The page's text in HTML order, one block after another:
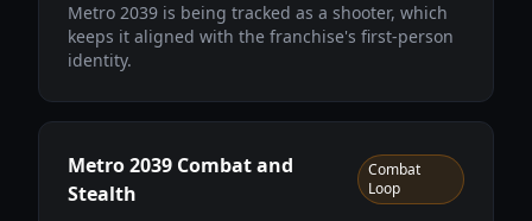
Metro 2039 is being tracked as a shooter, which
keeps it aligned with the franchise's first-person
identity.
Metro 2039 Combat and
Stealth
Combat
Loop